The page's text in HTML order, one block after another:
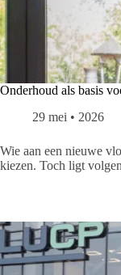
Onderhoud als basis
29 mei • 2026
Wie aan een nieuwe
kiezen. Toch ligt